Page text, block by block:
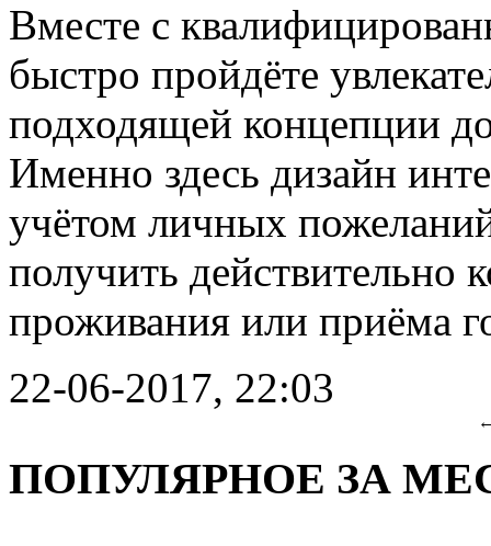
Вместе с
быстро пройдёте
подходящей концепции
Именно здесь дизайн
учётом личных
получить действительно
проживания или приёма
22-06-2017, 22:03
ПОПУЛЯРНОЕ ЗА